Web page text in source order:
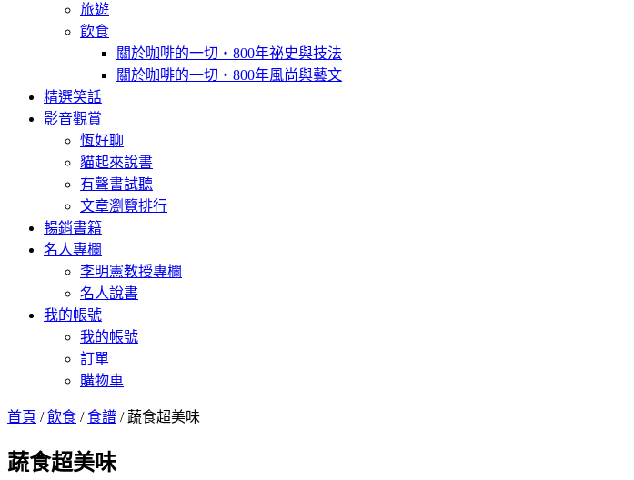
旅遊
飲食
關於咖啡的一切‧800年祕史與技法
關於咖啡的一切‧800年風尚與藝文
精選笑話
影音觀賞
恆好聊
貓起來說書
有聲書試聽
文章瀏覽排行
暢銷書籍
名人專欄
李明憲教授專欄
名人說書
我的帳號
我的帳號
訂單
購物車
首頁 /飲食 / 食譜 / 蔬食超美味
蔬食超美味